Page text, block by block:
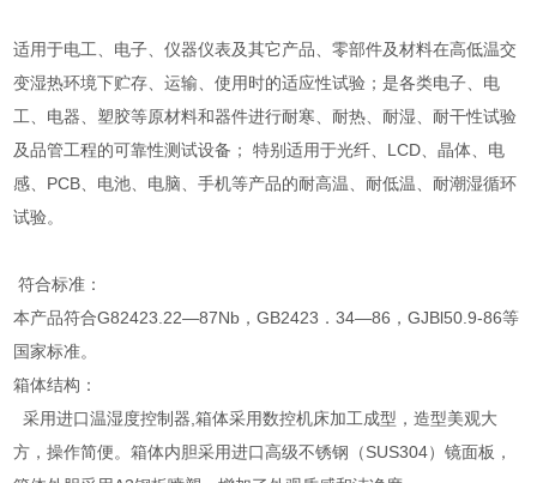
适用于电工、电子、仪器仪表及其它产品、零部件及材料在高低温交
变湿热环境下贮存、运输、使用时的适应性试验；是各类电子、电
工、电器、塑胶等原材料和器件进行耐寒、耐热、耐湿、耐干性试验
及品管工程的可靠性测试设备； 特别适用于光纤、LCD、晶体、电
感、PCB、电池、电脑、手机等产品的耐高温、耐低温、耐潮湿循环
试验。
符合标准：
本产品符合G82423.22—87Nb，GB2423．34—86，GJBl50.9-86等
国家标准。
箱体结构：
采用进口温湿度控制器,箱体采用数控机床加工成型，造型美观大
方，操作简便。箱体内胆采用进口高级不锈钢（SUS304）镜面板，